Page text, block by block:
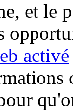
et le
activé